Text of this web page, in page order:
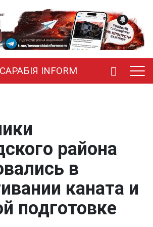
INFORM
района
в
каната и
подготовке